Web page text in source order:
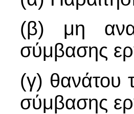
(β) μη
σύμβασης
(γ) θανάτου
σύμβασης